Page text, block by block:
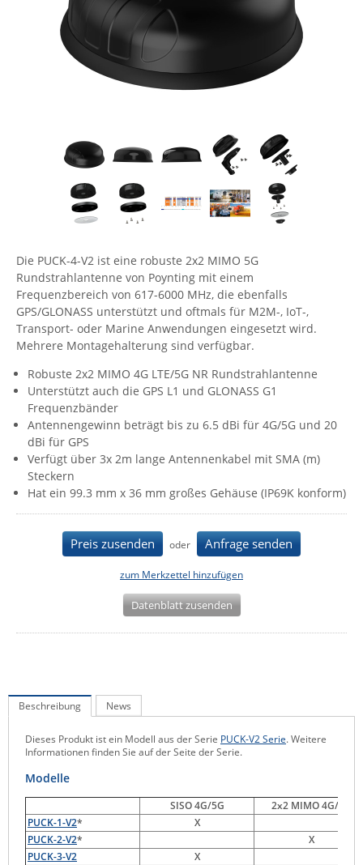
Energiemessung
Energieverteilung
IP, WLAN & GSM Sensorik
Datenlogger
IoT - Internet of Things
Remote I/O
IPC, Industrielle Netzwerktechnik & WLAN
Industrielle Netzwerktechnik / Kommunikation
Industrielle Computer
IT Netzwerktechnik / Kommunikation
Comet System
CompleTech
Contemporary Controls
Fokus Technologies
Gude
Guntermann & Drunck
High Sec Labs
HW group
IEC Lock
Ihse
Kerlink
Kramer Electronics
KVM TEC
Legrand
LigoWave
Power Kingdom
Raritan
Riello UPS
Server Technology
Siretta
SIRIO Antenne
Die PUCK-4-V2 ist eine robuste 2x2 MIMO 5G
Rundstrahlantenne von Poynting mit einem
Frequenzbereich von 617-6000 MHz, die ebenfalls
GPS/GLONASS unterstützt und oftmals für M2M-, IoT-,
Transport- oder Marine Anwendungen eingesetzt wird.
Mehrere Montagehalterung sind verfügbar.
Robuste 2x2 MIMO 4G LTE/5G NR Rundstrahlantenne
Unterstützt auch die GPS L1 und GLONASS G1
Frequenzbänder
Antennengewinn beträgt bis zu 6.5 dBi für 4G/5G und 20
dBi für GPS
Verfügt über 3x 2m lange Antennenkabel mit SMA (m)
Steckern
Hat ein 99.3 mm x 36 mm großes Gehäuse (IP69K konform)
Preis zusenden oder Anfrage senden
zum Merkzettel hinzufügen
Datenblatt zusenden
Beschreibung News
Dieses Produkt ist ein Modell aus der Serie PUCK-V2 Serie. Weitere
Informationen finden Sie auf der Seite der Serie.
Modelle
SISO 4G/5G
2x2 MIMO 4G/5G
PUCK-1-V2*
X
PUCK-2-V2*
X
PUCK-3-V2
X